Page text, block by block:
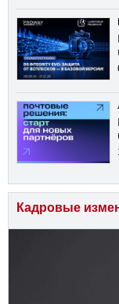
Кадровые